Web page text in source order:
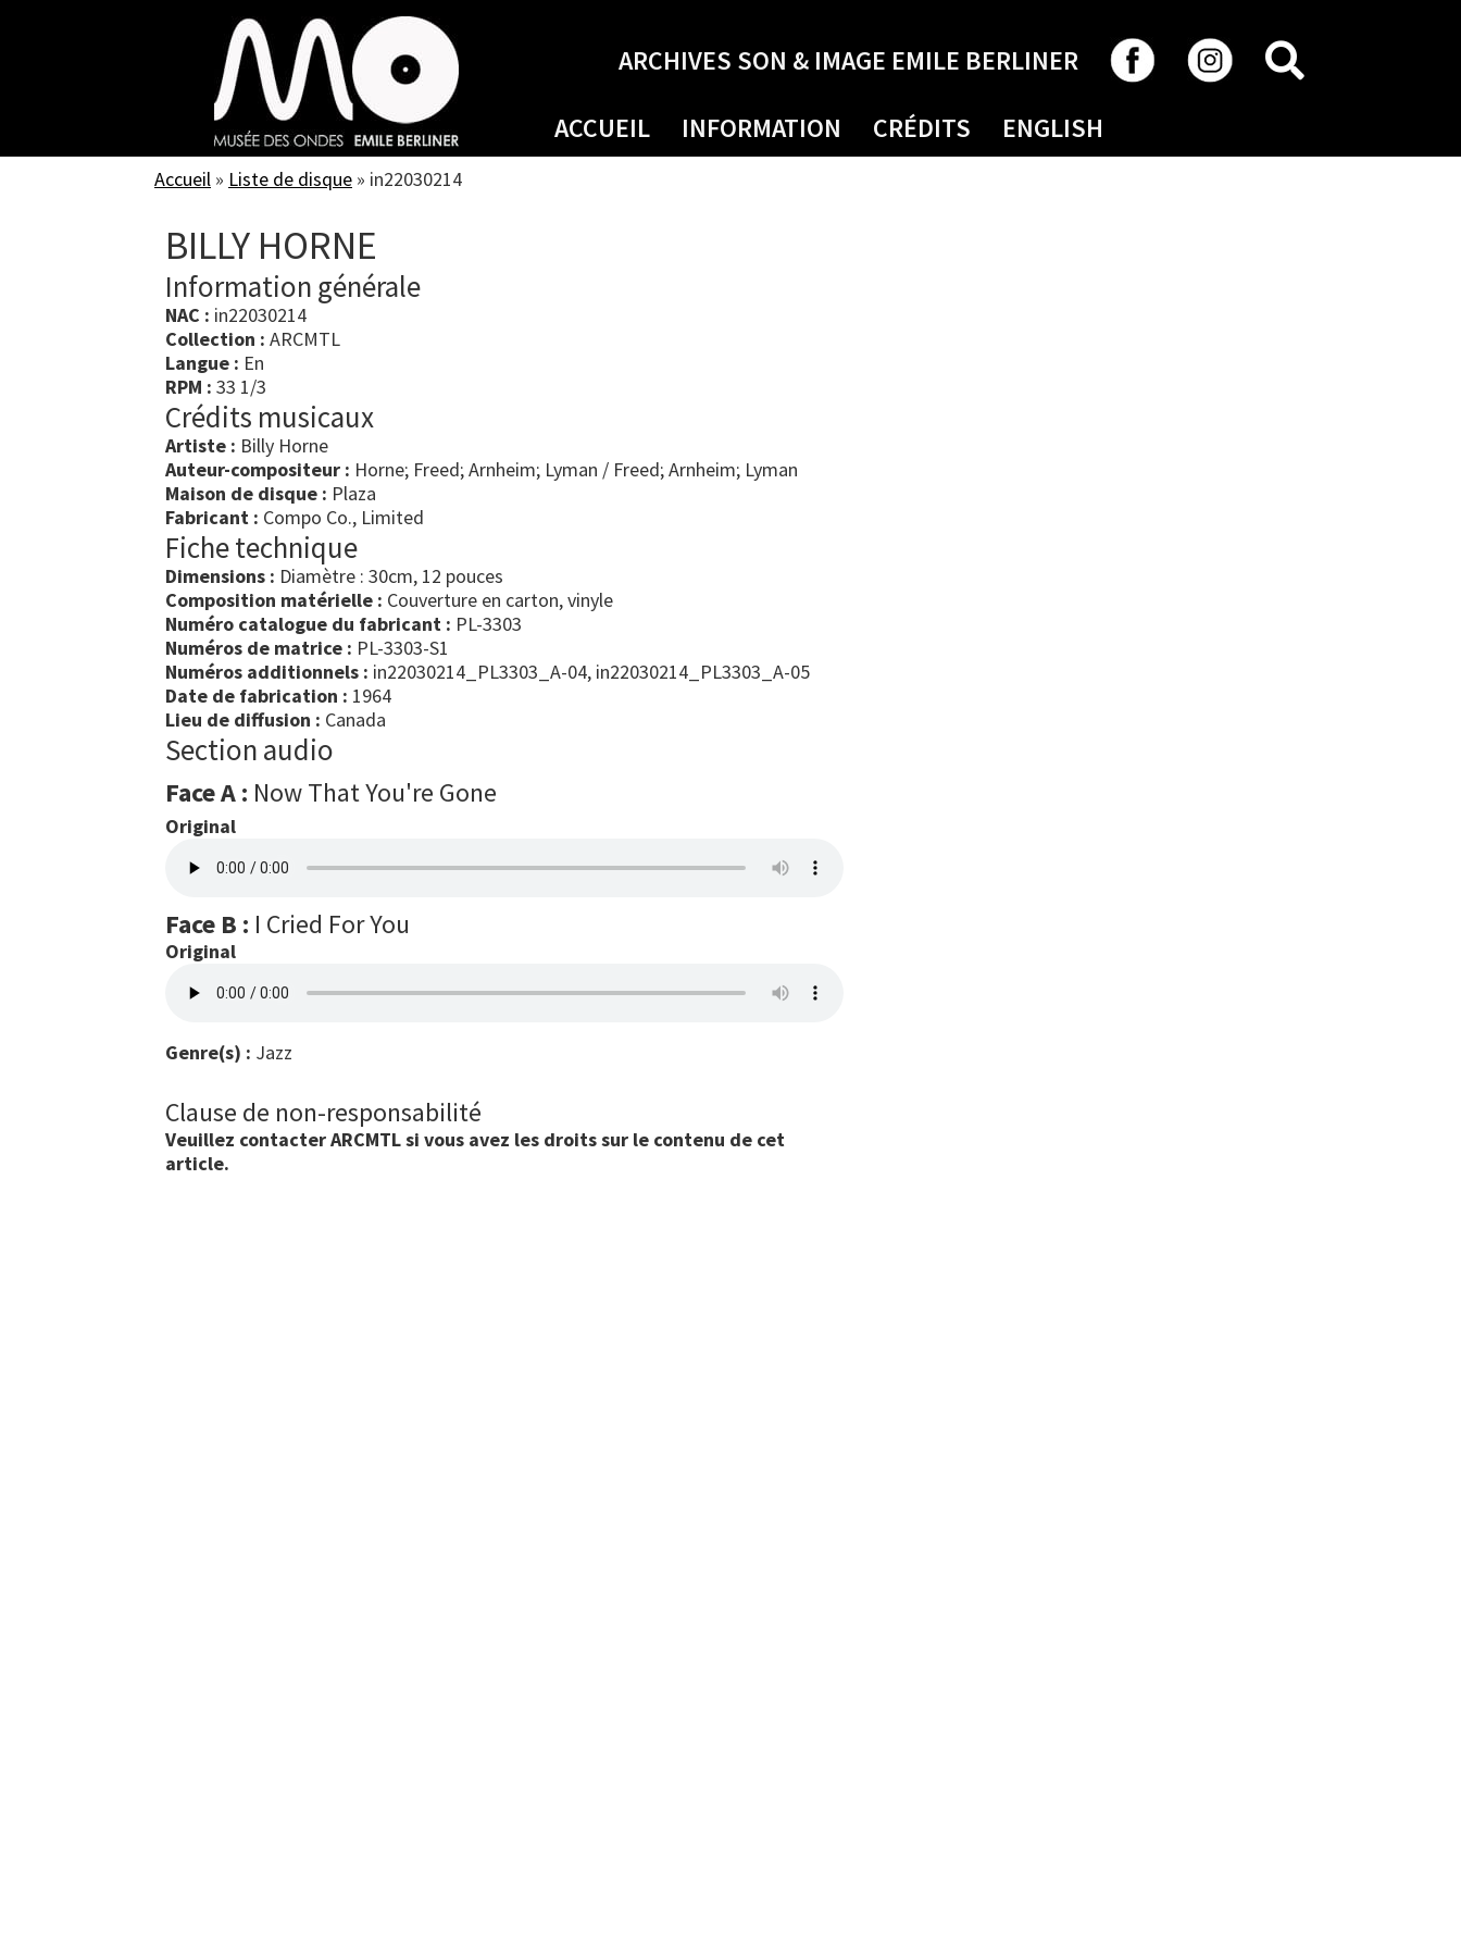
ARCHIVES SON & IMAGE EMILE BERLINER
ACCUEIL INFORMATION CRÉDITS ENGLISH
Accueil » Liste de disque » in22030214
BILLY HORNE
Information générale
NAC : in22030214
Collection : ARCMTL
Langue : En
RPM : 33 1/3
Crédits musicaux
Artiste : Billy Horne
Auteur-compositeur : Horne; Freed; Arnheim; Lyman / Freed; Arnheim; Lyman
Maison de disque : Plaza
Fabricant : Compo Co., Limited
Fiche technique
Dimensions : Diamètre : 30cm, 12 pouces
Composition matérielle : Couverture en carton, vinyle
Numéro catalogue du fabricant : PL-3303
Numéros de matrice : PL-3303-S1
Numéros additionnels : in22030214_PL3303_A-04, in22030214_PL3303_A-05
Date de fabrication : 1964
Lieu de diffusion : Canada
Section audio
Face A : Now That You're Gone
Original
Face B : I Cried For You
Original
Genre(s) : Jazz
Clause de non-responsabilité
Veuillez contacter ARCMTL si vous avez les droits sur le contenu de cet
article.